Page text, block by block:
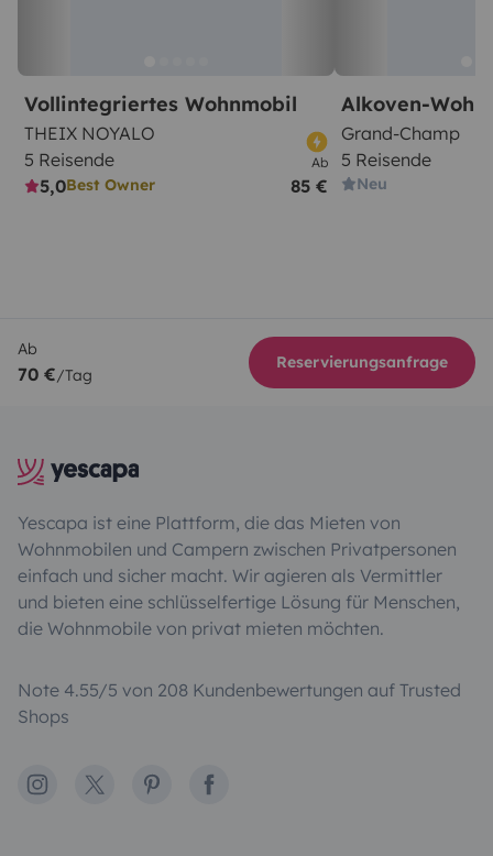
Vollintegriertes Wohnmobil
THEIX NOYALO
5 Reisende
5,0Best Owner
Ab
85 €
Alkoven-
Grand-Champ
5 Reisende
Neu
Ab
70 €/Tag
Reservierungsanfrage
Yescapa ist eine Plattform, die das Mieten von
Wohnmobilen und Campern zwischen Privatpersonen
einfach und sicher macht. Wir agieren als Vermittler
und bieten eine schlüsselfertige Lösung für Menschen,
die Wohnmobile von privat mieten möchten.
Note 4.55/5 von 208 Kundenbewertungen auf Trusted
Shops
Instagram
X PinterestFacebook